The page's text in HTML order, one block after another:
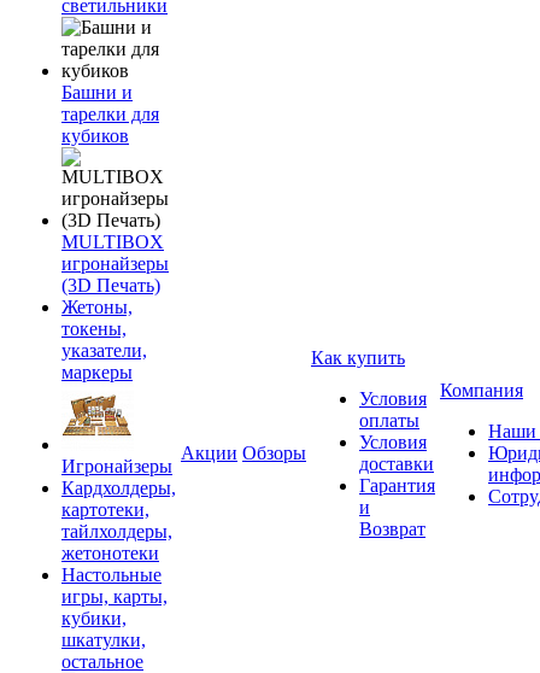
светильники
Башни и
тарелки для
кубиков
MULTIBOX
игронайзеры
(3D Печать)
Жетоны,
токены,
указатели,
маркеры
Игронайзеры
Кардхолдеры,
картотеки,
тайлхолдеры,
жетонотеки
Настольные
игры, карты,
кубики,
шкатулки,
остальное
Акции Обзоры
Как купить
Условия
оплаты
Условия
доставки
Гарантия
и
Возврат
Компания
Наши